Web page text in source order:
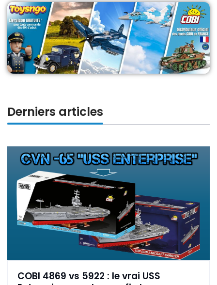
Derniers articles
COBI 4869 vs 5922 : le vrai USS